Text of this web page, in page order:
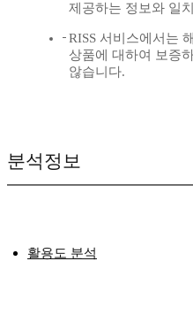
제공하는 정보와 일
RISS 서비스에서는
상품에 대하여 보증
않습니다.
분석정보
활용도 분석